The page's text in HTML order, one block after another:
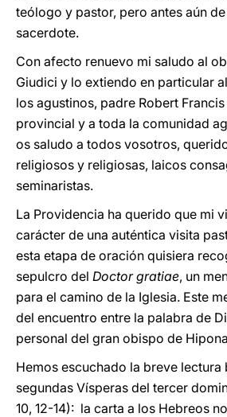
teólogo y pastor, pero antes aún
sacerdote.
Con afecto renuevo mi saludo al
Giudici y lo extiendo en particular
los agustinos, padre Robert
provincial y a toda la comunidad
os saludo a todos vosotros,
religiosos y religiosas, laicos
seminaristas.
La Providencia ha querido que mi
carácter de una auténtica visita
esta etapa de oración quisiera
sepulcro del Doctor gratiae, un
para el camino de la Iglesia. Este
del encuentro entre la palabra de
personal del gran obispo de
Hemos escuchado la breve lectura
segundas Vísperas del tercer
10, 12-14): la carta a los Hebreos